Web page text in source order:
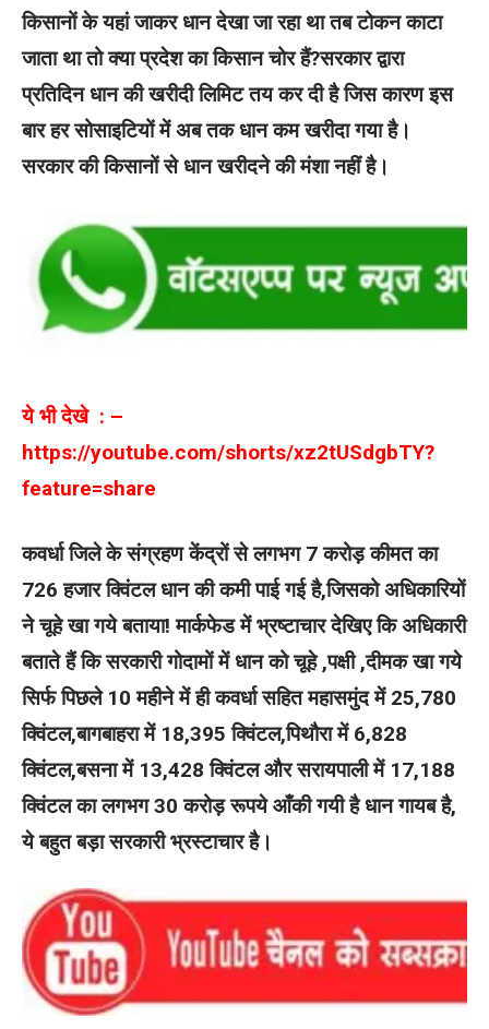
किसानों के यहां जाकर धान देखा जा रहा था तब टोकन काटा
जाता था तो क्या प्रदेश का किसान चोर हैं?सरकार द्वारा
प्रतिदिन धान की खरीदी लिमिट तय कर दी है जिस कारण इस
बार हर सोसाइटियों में अब तक धान कम खरीदा गया है।
सरकार की किसानों से धान खरीदने की मंशा नहीं है।
ये भी देखे : –
https://youtube.com/shorts/xz2tUSdgbTY?
feature=share
कवर्धा जिले के संग्रहण केंद्रों से लगभग 7 करोड़ कीमत का
726 हजार क्विंटल धान की कमी पाई गई है,जिसको अधिकारियों
ने चूहे खा गये बताया! मार्कफेड में भ्रष्टाचार देखिए कि अधिकारी
बताते हैं कि सरकारी गोदामों में धान को चूहे ,पक्षी ,दीमक खा गये
सिर्फ पिछले 10 महीने में ही कवर्धा सहित महासमुंद में 25,780
क्विंटल,बागबाहरा में 18,395 क्विंटल,पिथौरा में 6,828
क्विंटल,बसना में 13,428 क्विंटल और सरायपाली में 17,188
क्विंटल का लगभग 30 करोड़ रूपये आँकी गयी है धान गायब है,
ये बहुत बड़ा सरकारी भ्रस्टाचार है।